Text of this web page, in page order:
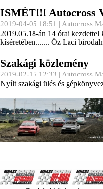
ISMÉT!!! Autocross
2019-04-05 18:51 | Autocross
2019.05.18-án 14 órai kezdettel
kíséretében....... Őz Laci
Szakági közlemény
2019-02-15 12:33 | Autocross
Nyílt szakági ülés és